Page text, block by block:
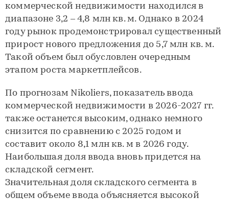
коммерческой недвижимости находился в
диапазоне 3,2 – 4,8 млн кв. м. Однако в 2024
году рынок продемонстрировал существенный
прирост нового предложения до 5,7 млн кв. м.
Такой объем был обусловлен очередным
этапом роста маркетплейсов.
По прогнозам Nikoliers, показатель ввода
коммерческой недвижимости в 2026-2027 гг.
также останется высоким, однако немного
снизится по сравнению с 2025 годом и
составит около 8,1 млн кв. м в 2026 году.
Наибольшая доля ввода вновь придется на
складской сегмент.
Значительная доля складского сегмента в
общем объеме ввода объясняется высокой